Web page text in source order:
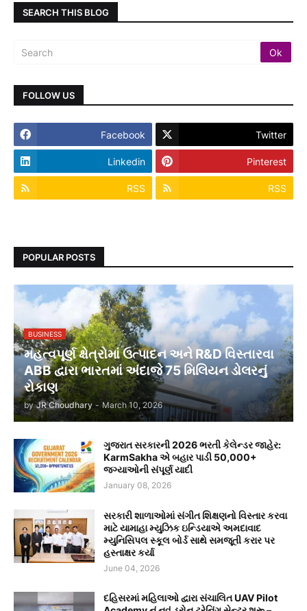
SEARCH THIS BLOG
FOLLOW US
Facebook Twitter
Linkedin Pinterest
RSS RSS
POPULAR POSTS
BUSINESS
મહત્વપૂર્ણ ક્ષેત્રોમાં ઉત્પાદન અને R&D વિસ્તારવા
ABB દ્વારા ભારતમાં અંદાજે 75 મિલિયન ડોલરનું
રોકાણ
by JR Choudhary - March 10, 2026
ગુજરાત સરકારની 2026 ભરતી કેલેન્ડર જાહેર:
KarmSakha એ બહાર પાડી 50,000+
જગ્યાઓની સંપૂર્ણ યાદી
January 08, 2026
સરકારી શાળાઓમાં સંગીત શિક્ષણનો વિસ્તાર કરવા
માટે યામાહા મ્યુઝિક ઇન્ડિયાએ અમદાવાદ
મ્યુનિસિપલ સ્કૂલ બોર્ડ સાથે સમજૂતી કરાર પર
હસ્તાક્ષર કર્યા
June 04, 2026
દહિસરમાં મહિલાઓ દ્વારા સંચાલિત UAV Pilot